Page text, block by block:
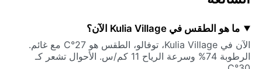
ما هو الطقس في Kulia Village الآن؟
الآن في Kulia Village، توفالو، الطقس هو 27°C مع غائم.
الرطوبة 74% وسرعة الرياح 11 كم/س. الأحوال تشعر كـ